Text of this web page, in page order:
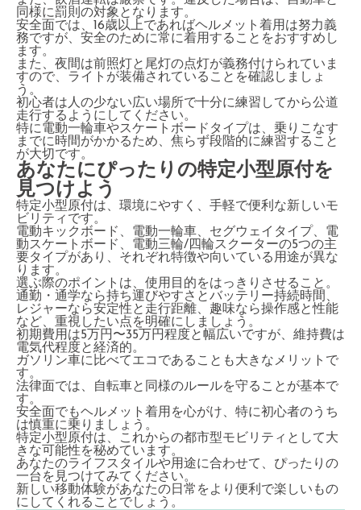
同様に罰則の対象となります。
安全面では、16歳以上であればヘルメット着用は努力義
務ですが、安全のために常に着用することをおすすめし
ます。
また、夜間は前照灯と尾灯の点灯が義務付けられていま
すので、ライトが装備されていることを確認しましょ
う。
初心者は人の少ない広い場所で十分に練習してから公道
走行するようにしてください。
特に電動一輪車やスケートボードタイプは、乗りこなす
までに時間がかかるため、焦らず段階的に練習すること
が大切です。
あなたにぴったりの特定小型原付を
見つけよう
特定小型原付は、環境にやすく、手軽で便利な新しいモ
ビリティです。
電動キックボード、電動一輪車、セグウェイタイプ、電
動スケートボード、電動三輪/四輪スクーターの5つの主
要タイプがあり、それぞれ特徴や向いている用途が異な
ります。
選ぶ際のポイントは、使用目的をはっきりさせること。
通勤・通学なら持ち運びやすさとバッテリー持続時間、
レジャーなら安定性と走行距離、趣味なら操作感と性能
など、重視したい点を明確にしましょう。
初期費用は5万円〜35万円程度と幅広いですが、維持費は
電気代程度と経済的。
ガソリン車に比べてエコであることも大きなメリットで
す。
法律面では、自転車と同様のルールを守ることが基本で
す。
安全面でもヘルメット着用を心がけ、特に初心者のうち
は慎重に乗りましょう。
特定小型原付は、これからの都市型モビリティとして大
きな可能性を秘めています。
あなたのライフスタイルや用途に合わせて、ぴったりの
一台を見つけてみてください。
新しい移動体験があなたの日常をより便利で楽しいもの
にしてくれることでしょう。